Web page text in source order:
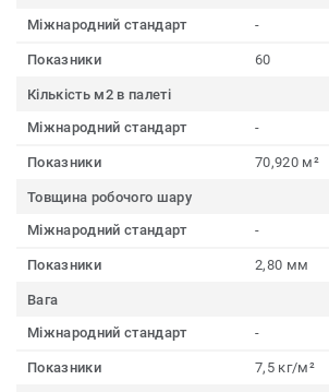
Міжнародний стандарт
-
Показники 60
Кількість м2 в палеті
Міжнародний стандарт
-
Показники 70,920 м²
Товщина робочого шару
Міжнародний стандарт
-
Показники 2,80 мм
Вага
Міжнародний стандарт
-
Показники 7,5 кг/м²